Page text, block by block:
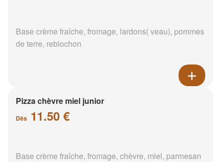
Base crème fraîche, fromage, lardons( veau), pommes
de terre, reblochon
Pizza chèvre miel junior
Dès 11.50 €
Base crème fraîche, fromage, chèvre, miel, parmesan